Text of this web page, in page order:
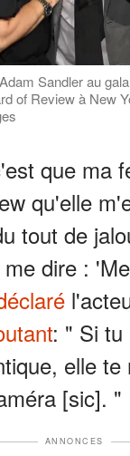
Sandler au
of Review à New
que ma
qu'elle
tout de
dire :
: " Si tu
elle te
[sic]. "
ANNONCES